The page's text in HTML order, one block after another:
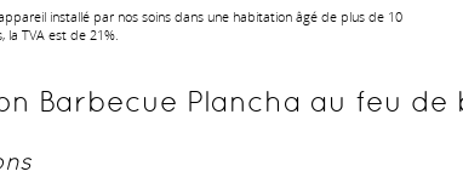
installé par nos soins dans une habitation âgé de plus de 10
la TVA est de 21%.
Barbecue Plancha au feu